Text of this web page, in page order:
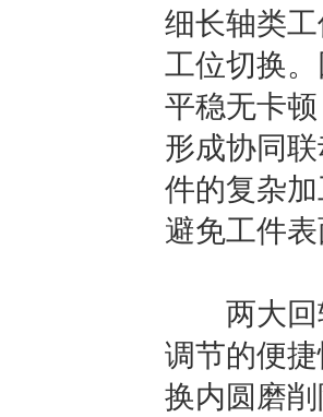
细长轴类
工位切换
平稳无卡
形成协同
件的复杂
避免工件
两大回转
调节的便
换内圆磨